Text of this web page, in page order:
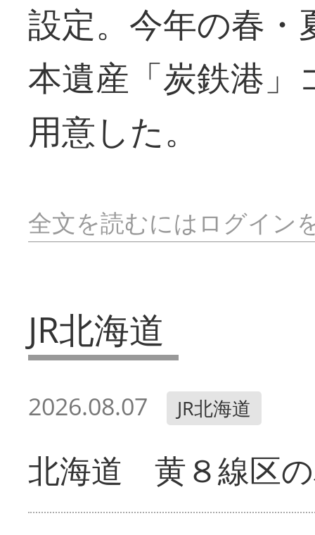
設定。今年の春・
本遺産「炭鉄港
用意した。
全文を読むにはログイン
JR北海道
2026.08.07 JR北海道
北海道 黄８線区